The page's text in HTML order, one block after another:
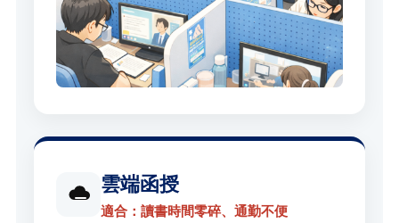
雲端函授
適合：讀書時間零碎、通勤不便